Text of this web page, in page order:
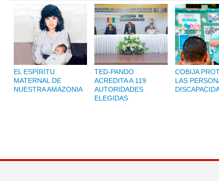
EL ESPÍRITU
MATERNAL DE
NUESTRA AMAZONIA
TED-PANDO
ACREDITA A 119
AUTORIDADES
ELEGIDAS
COBIJA
LAS